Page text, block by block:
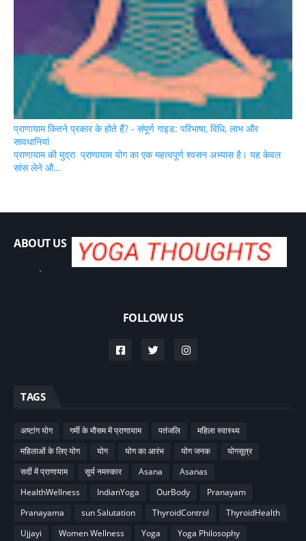
प्राणायाम कितने प्रकार के होते हैं? - संपूर्ण गाइड: परिभाषा, विधि, लाभ और
सावधानियां
प्राणायाम की मुद्रा प्राणायाम योग का एक महत्वपूर्ण श्वसन अभ्यास है। यह केवल
सांस लेने औ…
ABOUT US
.
FOLLOW US
TAGS
अष्टांग योग गर्मी के मौसम में प्राणायाम पतंजलि
महिला स्वास्थ्य
महिलाओं के लिए योग
योग योग का आरंभ योग जनक
योगसूत्र
सर्दी में प्राणायाम
सूर्य नमस्कार Asana
Asanas
HealthWellness
IndianYoga OurBody
Pranayam
Pranayama
sun Salutation ThyroidControl
ThyroidHealth
Ujjayi
Women Wellness Yoga
Yoga Philosophy